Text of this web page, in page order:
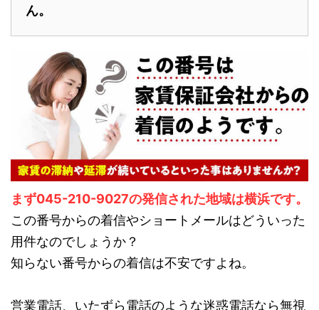
ん。
まず045-210-9027の発信された地域は横浜です。
この番号からの着信やショートメールはどういった
用件なのでしょうか？
知らない番号からの着信は不安ですよね。
営業電話、いたずら電話のような迷惑電話なら無視